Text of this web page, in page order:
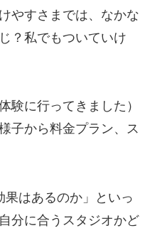
やすさまでは、なかな
？私でもついていけ
験に行ってきました）
子から料金プラン、ス
はあるのか」といっ
分に合うスタジオかど